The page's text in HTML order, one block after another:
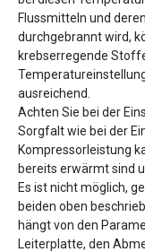
Flussmitteln und
durchgebrannt wird,
krebserregende
ausreichend.
Achten Sie bei der
Sorgfalt wie bei der
Kompressorleistung
bereits erwärmt sind
Es ist nicht möglich,
beiden oben
hängt von den
Leiterplatte, den